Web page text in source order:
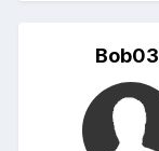
Bob03